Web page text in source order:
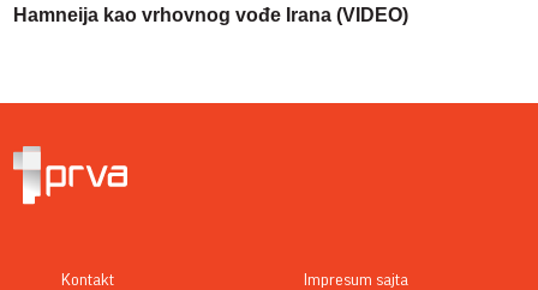
Hamneija kao vrhovnog vođe Irana (VIDEO)
Kontakt Impresum sajta